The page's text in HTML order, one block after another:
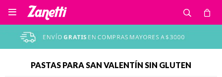

PASTAS PARA SAN VALENTÍN SIN GLUTEN